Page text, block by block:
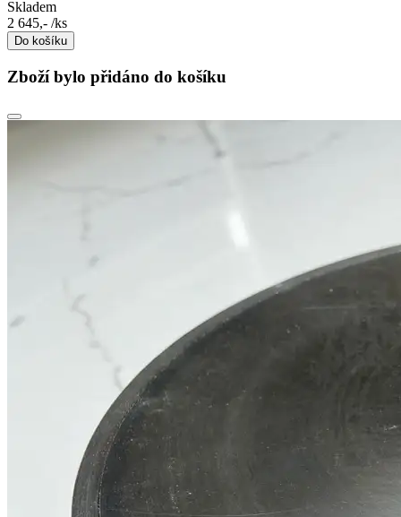
Skladem
2 645,- /ks
Do košíku
Zboží bylo přidáno do košíku